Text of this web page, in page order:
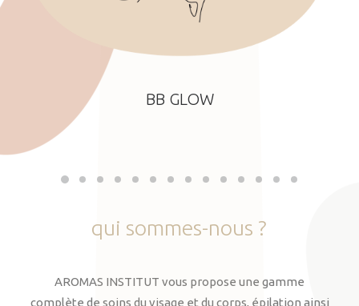
BB GLOW
qui sommes-nous ?
AROMAS INSTITUT vous propose une gamme
complète de soins du visage et du corps, épilation ainsi